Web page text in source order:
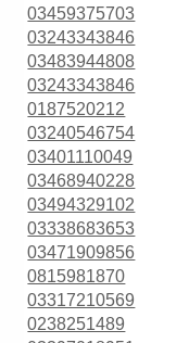
03459375703
03243343846
03483944808
03243343846
0187520212
03240546754
03401110049
03468940228
03494329102
03338683653
03471909856
0815981870
03317210569
0238251489